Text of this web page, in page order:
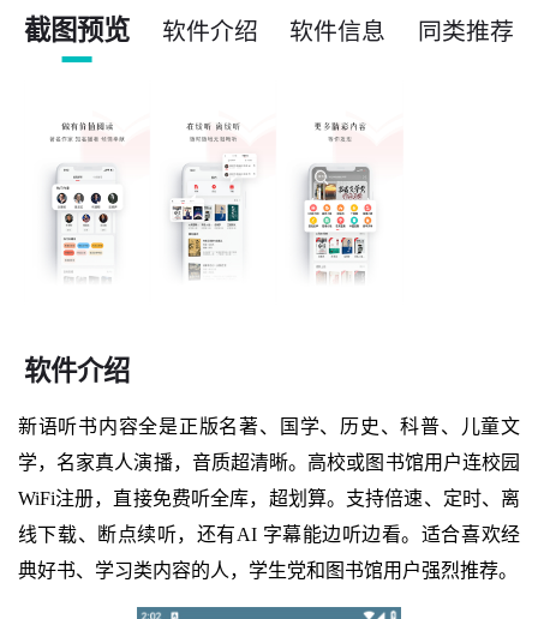
截图预览 软件介绍 软件信息 同类推荐
软件介绍
新语听书内容全是正版名著、国学、历史、科普、儿童文
学，名家真人演播，音质超清晰。高校或图书馆用户连校园
WiFi注册，直接免费听全库，超划算。支持倍速、定时、离
线下载、断点续听，还有AI 字幕能边听边看。适合喜欢经
典好书、学习类内容的人，学生党和图书馆用户强烈推荐。